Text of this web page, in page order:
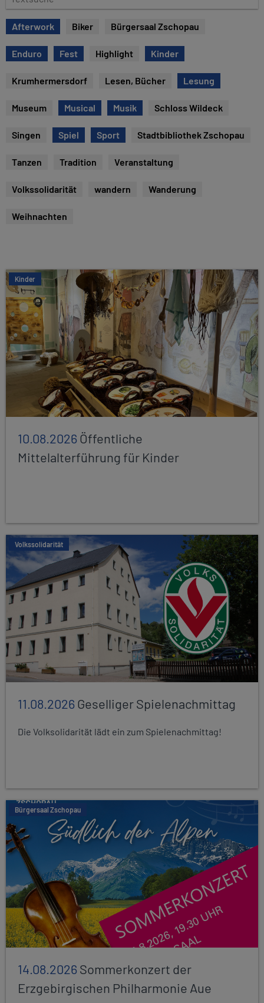
m
e
x
t
s
u
Afterwork Biker Bürgersaal Zschopau
Enduro Fest Highlight Kinder
Krumhermersdorf Lesen, Bücher Lesung
Museum Musical Musik Schloss Wildeck
Singen Spiel Sport Stadtbibliothek Zschopau
Tanzen Tradition Veranstaltung
Volkssolidarität wandern Wanderung
Weihnachten
Kinder
10.08.2026Öffentliche
Mittelalterführung für Kinder
Volkssolidarität
11.08.2026Geselliger Spielenachmittag
Die Volksolidarität lädt ein zum Spielenachmittag!
Bürgersaal Zschopau
14.08.2026Sommerkonzert der
Erzgebirgischen Philharmonie Aue